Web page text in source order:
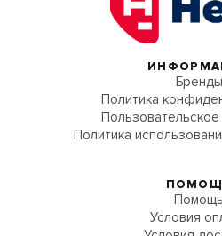
Бренды
Политика
Политика
Помощь
Условия